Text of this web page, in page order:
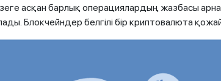
асқан барлық операциялардың жазбасы
Блокчейндер белгілі бір криптовалюта